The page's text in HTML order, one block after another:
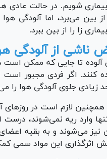
شویم. در حالت عادی
بین می‌برد، اما آلودگی
زا را از بین ببرد.
ناشی از آلودگی
تا جایی که ممکن است
کنند. اگر فردی مجبور
لازم است در روز‌های
وارد ریه نمی‌شوند،
نیز می‌شوند و به بقیه
اثرگذاری این مواد سمی